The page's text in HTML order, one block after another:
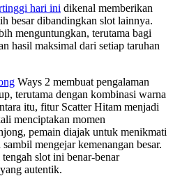
hari ini dikenal memberikan
besar dibandingkan slot lainnya.
menguntungkan, terutama bagi
hasil maksimal dari setiap taruhan
Ways 2 membuat pengalaman
terutama dengan kombinasi warna
itu, fitur Scatter Hitam menjadi
menciptakan momen
pemain diajak untuk menikmati
mengejar kemenangan besar.
slot ini benar-benar
autentik.